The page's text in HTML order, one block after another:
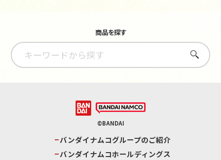
商品を探す
さがす
©BANDAI
バンダイナムコグループのご紹介
バンダイナムコホールディングス